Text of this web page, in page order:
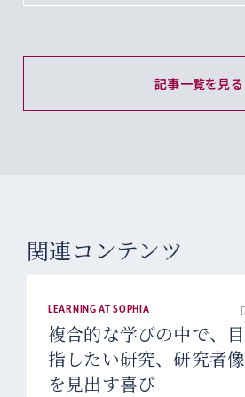
記事一覧を見る
関連コンテンツ
LEARNING AT SOPHIA
複合的な学びの中で、目
指したい研究、研究者像
を見出す喜び